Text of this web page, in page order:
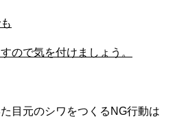
ので気を付けましょう。
目元のシワをつくるNG行動は